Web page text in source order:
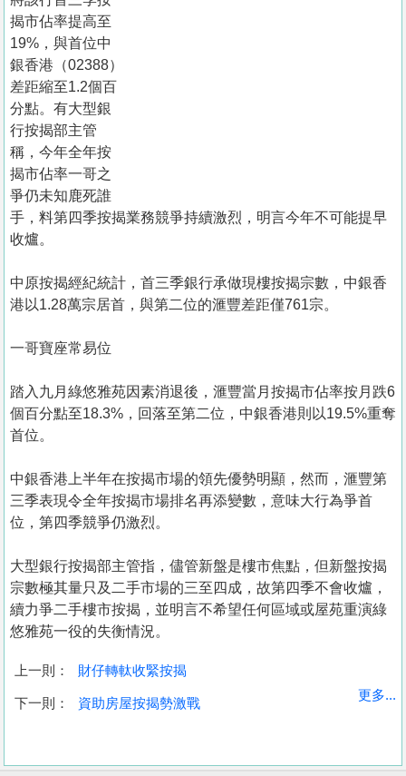
手
冊
關
於
我
們
收
盤
揭市佔率提高至
19%，與首位中
銀香港（02388）
差距縮至1.2個百
分點。有大型銀
行按揭部主管
稱，今年全年按
揭市佔率一哥之
爭仍未知鹿死誰
手，料第四季按揭業務競爭持續激烈，明言今年不可能提早
收爐。
中原按揭經紀統計，首三季銀行承做現樓按揭宗數，中銀香
港以1.28萬宗居首，與第二位的滙豐差距僅761宗。
一哥寶座常易位
踏入九月綠悠雅苑因素消退後，滙豐當月按揭市佔率按月跌6
個百分點至18.3%，回落至第二位，中銀香港則以19.5%重奪
首位。
中銀香港上半年在按揭市場的領先優勢明顯，然而，滙豐第
三季表現令全年按揭市場排名再添變數，意味大行為爭首
位，第四季競爭仍激烈。
大型銀行按揭部主管指，儘管新盤是樓市焦點，但新盤按揭
宗數極其量只及二手市場的三至四成，故第四季不會收爐，
續力爭二手樓市按揭，並明言不希望任何區域或屋苑重演綠
悠雅苑一役的失衡情況。
上一則： 財仔轉軚收緊按揭
下一則： 資助房屋按揭勢激戰
更多...